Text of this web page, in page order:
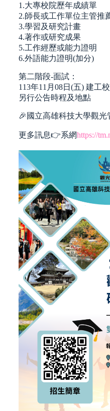
1.大專校院歷年成績單
2.師長或工作單位主管推
3.學習及研究計畫
4.著作或研究成果
5.工作經歷或能力證明
6.外語能力證明(加分)
第二階段-面試：
113年11月08日(五) 建工
另行公告時程及地點
🎉國立高雄科技大學觀
更多訊息👉系網https://